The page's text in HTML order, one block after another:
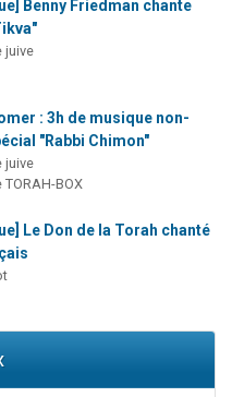
Benny Friedman chante
juive
: 3h de musique non-
"Rabbi Chimon"
juive
BOX
Le Don de la Torah chanté